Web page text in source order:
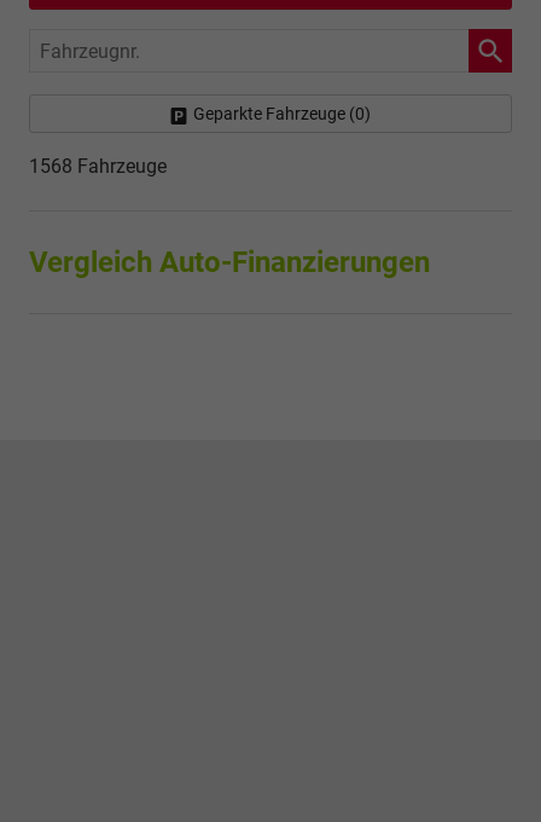
Fahrzeugnr.
Geparkte Fahrzeuge (0)
1568 Fahrzeuge
Vergleich Auto-Finanzierungen